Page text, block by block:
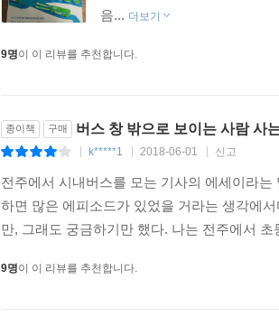
음... 더보기
9명이 이 리뷰를 추천합니다.
종이책 구매 버스 창 밖으로 보이는 사람 사
k*****1 2018-06-01 신고
전주에서 시내버스를 모는 기사의 에세이라
하면 많은 에피소드가 있었을 거라는 생각에
만, 그래도 궁금하기만 했다. 나는 전주에서
9명이 이 리뷰를 추천합니다.